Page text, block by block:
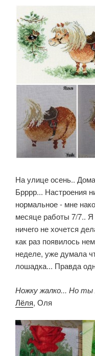
На улице осень..
Брррр... Настроения
нормальное - мне
месяце работы 7/7..
ничего не хочется
как раз появилось
неделе, уже думала
лошадка... Правда
Ножку жалко... Но ты
Лёля, Оля